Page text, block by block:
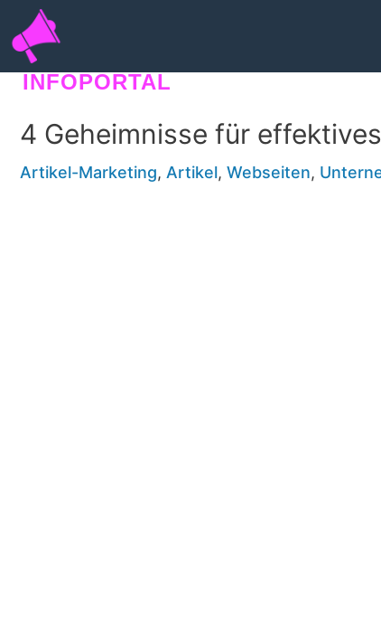
INFOPORTAL
4 Geheimnisse für
Artikel-Marketing, Artikel, Webseiten,